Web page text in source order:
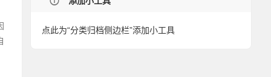
点此为“分类归档侧边栏”添加小工具